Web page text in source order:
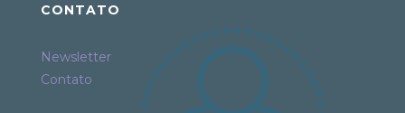
CONTATO
Newsletter
Contato